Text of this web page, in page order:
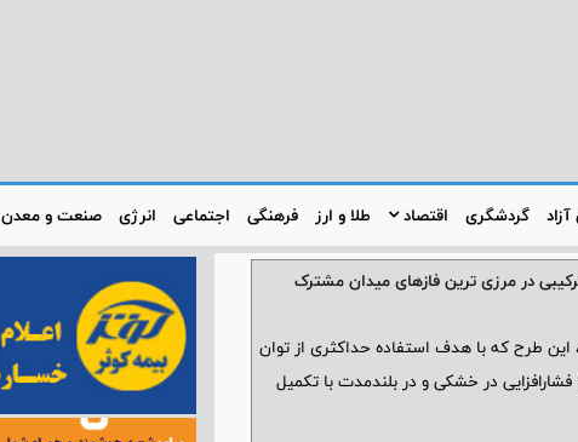
گردشگری اقتصاد طلا و ارز فرهنگی اجتماعی انرژی صنعت و معدن
در مرزی ترین فازهای میدان مشترک
این طرح که با هدف استفاده حداکثری از توان
در خشکی و در بلندمدت با تکمیل